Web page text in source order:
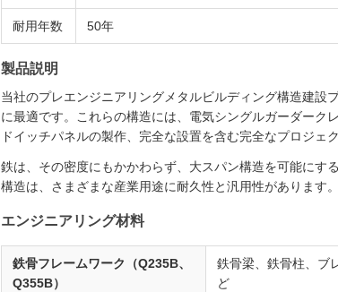
耐用年数 50年
製品説明
当社のプレエンジニアリングメタルビルディング構造建設
に最適です。これらの構造には、電気シングルガーダーク
ドイッチパネルの製作、完全な設置を含む完全なプロジェ
鉄は、その密度にもかかわらず、大スパン構造を可能にす
構造は、さまざまな産業用途に耐久性と汎用性があります。
エンジニアリング材料
鉄骨フレームワーク（Q235B、
Q355B）
鉄骨梁、鉄骨柱、ブ
ど